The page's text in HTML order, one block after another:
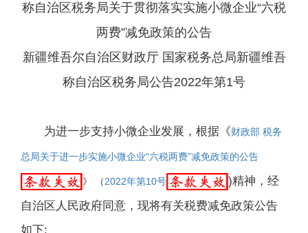
称自治区税务局关于贯彻落实实施小微企业“六税
两费”减免政策的公告
新疆维吾尔自治区财政厅 国家税务总局新疆维吾
称自治区税务局公告2022年第1号
为进一步支持小微企业发展，根据《财政部 税务
总局关于进一步实施小微企业“六税两费”减免政策的公告
》 （2022年第10号
)精神，经
自治区人民政府同意，现将有关税费减免政策公告
如下: